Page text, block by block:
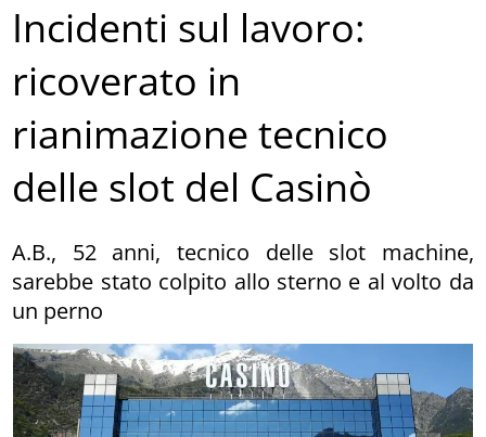
Incidenti sul lavoro:
ricoverato in
rianimazione tecnico
delle slot del Casinò
A.B., 52 anni, tecnico delle slot machine,
sarebbe stato colpito allo sterno e al volto da
un perno